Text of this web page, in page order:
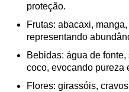
proteção.
Frutas: abacaxi,
representando
Bebidas: água de
coco, evocando pureza
Flores: girassóis,